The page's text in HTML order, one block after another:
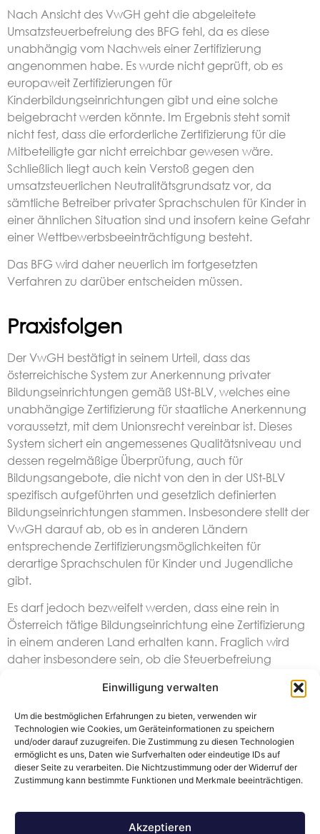
Einwilligung verwalten
Um die bestmöglichen Erfahrungen zu bieten, verwenden wir
Technologien wie Cookies, um Geräteinformationen zu speichern
und/oder darauf zuzugreifen. Die Zustimmung zu diesen Technologien
ermöglicht es uns, Daten wie Surfverhalten oder eindeutige IDs auf
dieser Seite zu verarbeiten. Die Nichtzustimmung oder der Widerruf der
Zustimmung kann bestimmte Funktionen und Merkmale beeinträchtigen.
Akzeptieren
Nach Ansicht des VwGH geht die abgeleitete
Umsatzsteuerbefreiung des BFG fehl, da es diese
unabhängig vom Nachweis einer Zertifizierung
angenommen habe. Es wurde nicht geprüft, ob es
europaweit Zertifizierungen für
Kinderbildungseinrichtungen gibt und eine solche
beigebracht werden könnte. Im Ergebnis steht somit
nicht fest, dass die erforderliche Zertifizierung für die
Mitbeteiligte gar nicht erreichbar gewesen wäre.
Schließlich liegt auch kein Verstoß gegen den
umsatzsteuerlichen Neutralitätsgrundsatz vor, da
sämtliche Betreiber privater Sprachschulen für Kinder in
einer ähnlichen Situation sind und insofern keine Gefahr
einer Wettbewerbsbeeinträchtigung besteht.
Das BFG wird daher neuerlich im fortgesetzten
Verfahren zu darüber entscheiden müssen.
Praxisfolgen
Der VwGH bestätigt in seinem Urteil, dass das
österreichische System zur Anerkennung privater
Bildungseinrichtungen gemäß USt-BLV, welches eine
unabhängige Zertifizierung für staatliche Anerkennung
voraussetzt, mit dem Unionsrecht vereinbar ist. Dieses
System sichert ein angemessenes Qualitätsniveau und
dessen regelmäßige Überprüfung, auch für
Bildungsangebote, die nicht von den in der USt-BLV
spezifisch aufgeführten und gesetzlich definierten
Bildungseinrichtungen stammen. Insbesondere stellt der
VwGH darauf ab, ob es in anderen Ländern
entsprechende Zertifizierungsmöglichkeiten für
derartige Sprachschulen für Kinder und Jugendliche
gibt.
Es darf jedoch bezweifelt werden, dass eine rein in
Österreich tätige Bildungseinrichtung eine Zertifizierung
in einem anderen Land erhalten kann. Fraglich wird
daher insbesondere sein, ob die Steuerbefreiung
ausländische Zertifizierung vorgewiesen werden kann.
Dem Wortlaut der USt-BLV müsste in einem derartigen
Fall die Steuerbefreiung versagt werden. Ob auch dies
mit Unionsrecht vereinbar ist, darf bezweifelt werden.
Zumindest müsste in derartige Fällen eine alternative
Möglichkeit bestehen, nachzuweisen, dass die
bietet (zB mittels Gutachten) und aufrecht erhält (zB